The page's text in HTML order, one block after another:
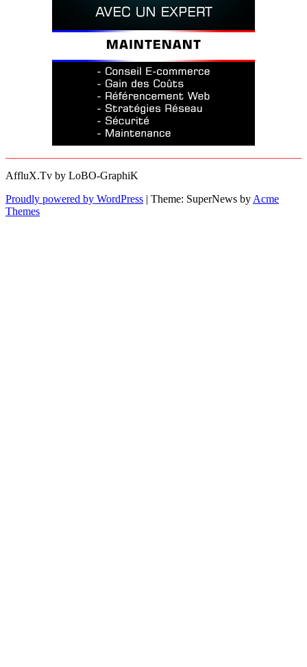
AffluX.Tv by LoBO-GraphiK
Proudly powered by WordPress | Theme: SuperNews by Acme
Themes